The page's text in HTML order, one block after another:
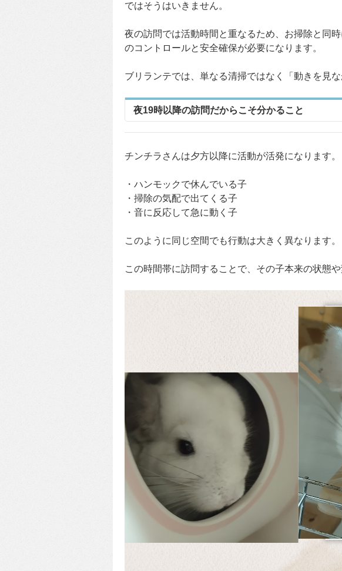
ではそうはいきません。
夜の訪問では活動時間と重なるため、お掃除と同
のコントロールと安全確保が必要になります。
ブリランテでは、単なる清掃ではなく「動きを見
夜19時以降の訪問だからこそ分かること
チンチラさんは夕方以降に活動が活発になります。
・ハンモックで休んでいる子
・掃除の気配で出てくる子
・音に反応して急に動く子
このように同じ空間でも行動は大きく異なります。
この時間帯に訪問することで、その子本来の状態